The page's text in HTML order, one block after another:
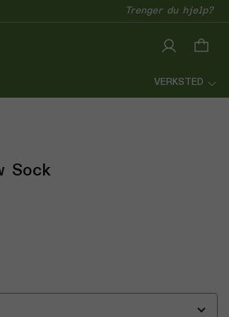
Trenger du hjelp?
VERKSTED
Sock